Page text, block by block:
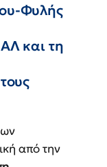
Φυλής
και τη
από την